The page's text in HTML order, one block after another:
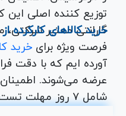
گارانتی معتبر
خرید کالاهای کارکرده
فرصت ویژه برایخرید
آورده ایم که با دقت
عرضه می‌شوند. اطمینان